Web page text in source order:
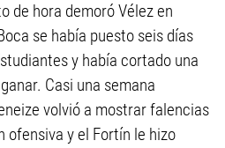
de hora demoró Vélez en
se había puesto seis días
y había cortado una
Casi una semana
volvió a mostrar falencias
ofensiva y el Fortín le hizo